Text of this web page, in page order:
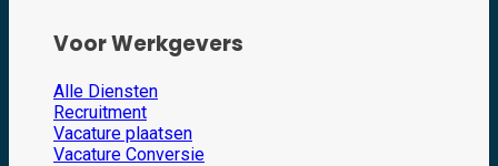
Voor Werkgevers
Alle Diensten
Recruitment
Vacature plaatsen
Vacature Conversie